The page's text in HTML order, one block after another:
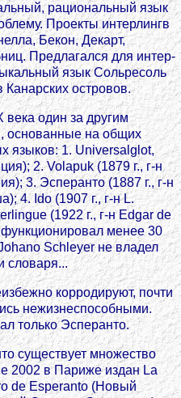
рациональный язык
Проекты интерлингв
Бекон, Декарт,
Предлагался для интер-
язык Сольресоль
Канарских островов.
один за другим
основанные на общих
языков: 1. Universalglot,
2. Volapuk (1879 г., г-н
3. Эсперанто (1887 г., г-н
4. Ido (1907 г., г-н L.
(1922 г., г-н Edgar de
менее 30
Schleyer не владел
словаря...
корродируют, почти
нежизнеспособными.
только Эсперанто.
существует множество
2002 в Париже издан La
de Esperanto (Новый